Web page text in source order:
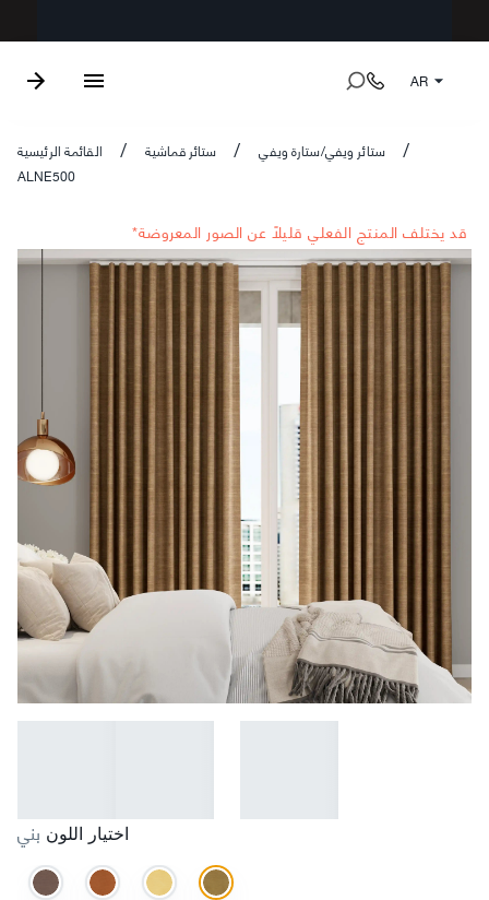
AR
القائمة الرئيسية / ستائر قماشية / ستائر ويفي/ستارة ويفي /
ALNE500
*قد يختلف المنتج الفعلي قليلاً عن الصور المعروضة
اختيار اللون بني